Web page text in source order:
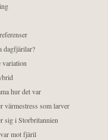
dagfjärilar?
variation
hur det var
värmestress som larver
sig i Storbritannien
mot fjäril